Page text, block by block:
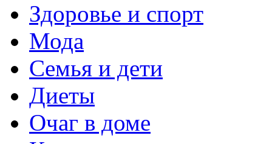
Здоровье и спорт
Мода
Семья и дети
Диеты
Очаг в доме